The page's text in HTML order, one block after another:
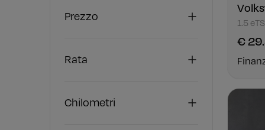
Prezzo
Rata
Chilometri
1.5
€